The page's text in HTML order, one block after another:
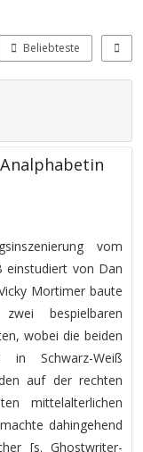
Beliebteste
vom
einstudiert von Dan
Mortimer baute
bespielbaren
wobei die beiden
Schwarz-Weiß
auf der rechten
mittelalterlichen
dahingehend
[s. Ghostwriter-